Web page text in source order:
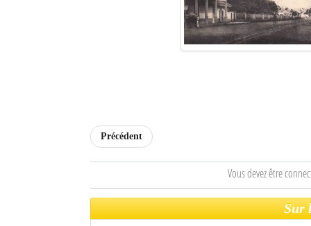
Précédent
Vous devez être
Sur